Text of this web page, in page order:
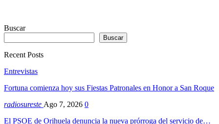
Buscar
Buscar
Recent Posts
Entrevistas
Fortuna comienza hoy sus Fiestas Patronales en Honor a San Roque
radiosureste Ago 7, 2026 0
El PSOE de Orihuela denuncia la nueva prórroga del servicio de…